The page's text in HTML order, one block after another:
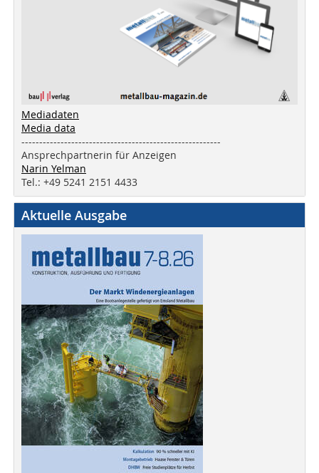
Mediadaten
Media data
--------------------------------------------------------
Ansprechpartnerin für Anzeigen
Narin Yelman
Tel.: +49 5241 2151 4433
Aktuelle Ausgabe